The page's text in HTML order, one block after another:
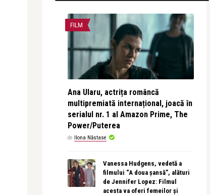
FILM
Ana Ularu, actrița româncă
multipremiată internațional, joacă în
serialul nr. 1 al Amazon Prime, The
Power/Puterea
de Ilona Năstase
Vanessa Hudgens, vedetă a
filmului “A doua șansă”, alături
de Jennifer Lopez: Filmul
acesta va oferi femeilor și